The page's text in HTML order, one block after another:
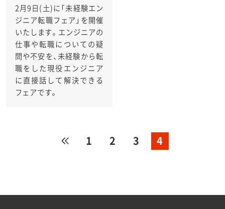
2月9日(土)に「未経験エン
ジニア転職フェア」を開催
いたします。エンジニアの
仕事や転職についての疑
問や不安を、未経験から転
職をした現役エンジニア
に直接話して解決できる
フェアです。
1 2 3 4